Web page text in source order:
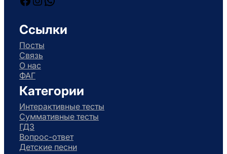
Facebook
Instagram
WhatsApp
Ссылки
Посты
Связь
О нас
ФАГ
Категории
Интерактивные тесты
Суммативные тесты
ГДЗ
Вопрос-ответ
Детские песни